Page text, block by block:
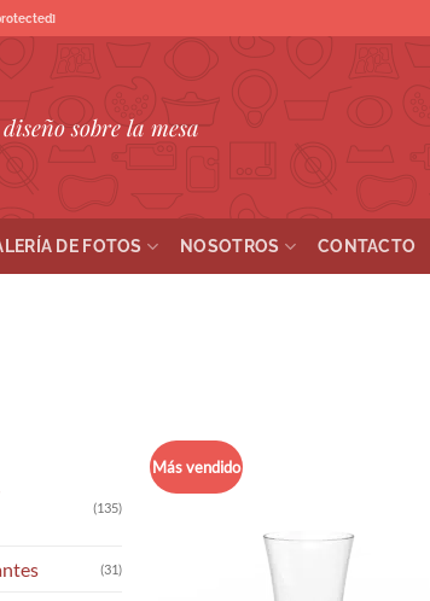
diseño sobre la mesa
DE FOTOS NOSOTROS CONTACTO
(135)
(31)
Más vendido